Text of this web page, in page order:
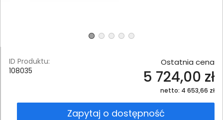
ID Produktu:
108035
Ostatnia cena
5 724,00 zł
netto: 4 653,66 zł
Zapytaj o dostępność